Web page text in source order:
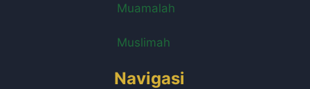
Muamalah
Muslimah
Navigasi